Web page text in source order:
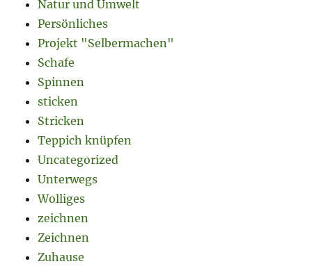
Natur und Umwelt
Persönliches
Projekt "Selbermachen"
Schafe
Spinnen
sticken
Stricken
Teppich knüpfen
Uncategorized
Unterwegs
Wolliges
zeichnen
Zeichnen
Zuhause